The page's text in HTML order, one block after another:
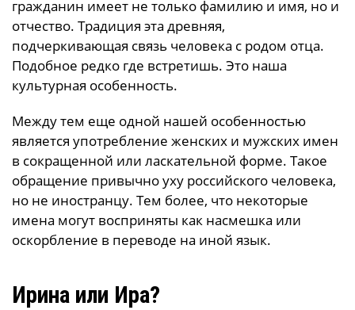
гражданин имеет не только фамилию и имя, но и
отчество. Традиция эта древняя,
подчеркивающая связь человека с родом отца.
Подобное редко где встретишь. Это наша
культурная особенность.
Между тем еще одной нашей особенностью
является употребление женских и мужских имен
в сокращенной или ласкательной форме. Такое
обращение привычно уху российского человека,
но не иностранцу. Тем более, что некоторые
имена могут восприняты как насмешка или
оскорбление в переводе на иной язык.
Ирина или Ира?